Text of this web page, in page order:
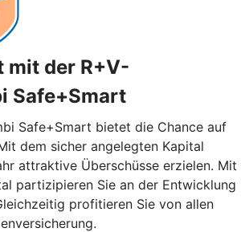
mit der R+V-
Safe+Smart
Safe+Smart bietet die Chance auf
dem sicher angelegten Kapital
attraktive Überschüsse erzielen. Mit
partizipieren Sie an der Entwicklung
profitieren Sie von allen